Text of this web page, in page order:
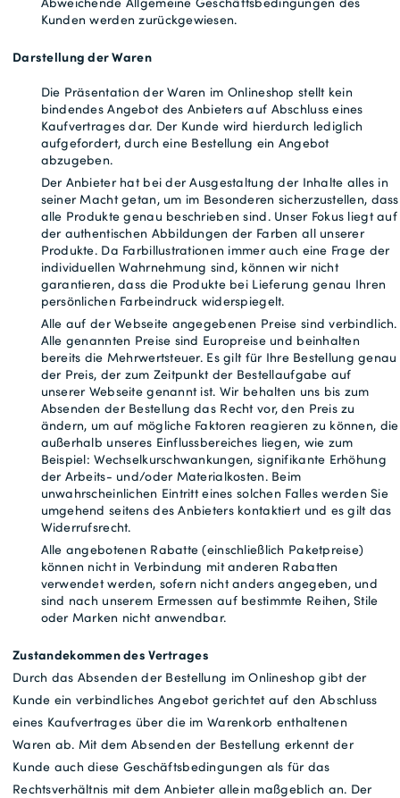
Kunden werden zurückgewiesen.
Darstellung der Waren
Die Präsentation der Waren im Onlineshop stellt kein
bindendes Angebot des Anbieters auf Abschluss eines
Kaufvertrages dar. Der Kunde wird hierdurch lediglich
aufgefordert, durch eine Bestellung ein Angebot
abzugeben.
Der Anbieter hat bei der Ausgestaltung der Inhalte alles in
seiner Macht getan, um im Besonderen sicherzustellen, dass
alle Produkte genau beschrieben sind. Unser Fokus liegt auf
der authentischen Abbildungen der Farben all unserer
Produkte. Da Farbillustrationen immer auch eine Frage der
individuellen Wahrnehmung sind, können wir nicht
garantieren, dass die Produkte bei Lieferung genau Ihren
persönlichen Farbeindruck widerspiegelt.
Alle auf der Webseite angegebenen Preise sind verbindlich.
Alle genannten Preise sind Europreise und beinhalten
bereits die Mehrwertsteuer. Es gilt für Ihre Bestellung genau
der Preis, der zum Zeitpunkt der Bestellaufgabe auf
unserer Webseite genannt ist. Wir behalten uns bis zum
Absenden der Bestellung das Recht vor, den Preis zu
ändern, um auf mögliche Faktoren reagieren zu können, die
außerhalb unseres Einflussbereiches liegen, wie zum
Beispiel: Wechselkurschwankungen, signifikante Erhöhung
der Arbeits- und/oder Materialkosten. Beim
unwahrscheinlichen Eintritt eines solchen Falles werden Sie
umgehend seitens des Anbieters kontaktiert und es gilt das
Widerrufsrecht.
Alle angebotenen Rabatte (einschließlich Paketpreise)
können nicht in Verbindung mit anderen Rabatten
verwendet werden, sofern nicht anders angegeben, und
sind nach unserem Ermessen auf bestimmte Reihen, Stile
oder Marken nicht anwendbar.
Zustandekommen des Vertrages
Durch das Absenden der Bestellung im Onlineshop gibt der
Kunde ein verbindliches Angebot gerichtet auf den Abschluss
eines Kaufvertrages über die im Warenkorb enthaltenen
Waren ab. Mit dem Absenden der Bestellung erkennt der
Kunde auch diese Geschäftsbedingungen als für das
Rechtsverhältnis mit dem Anbieter allein maßgeblich an. Der